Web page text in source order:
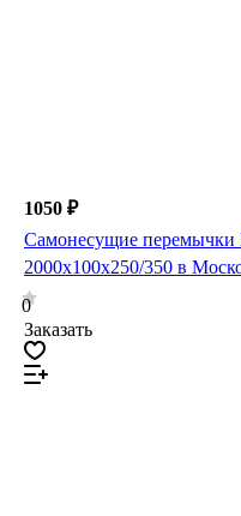
1050 ₽
Самонесущие
2000х100х250/350 в
0
Заказать